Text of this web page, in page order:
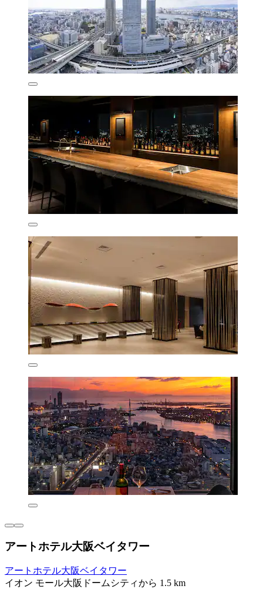
アートホテル大阪ベイタワー
アートホテル大阪ベイタワー
イオン モール大阪ドームシティから 1.5 km